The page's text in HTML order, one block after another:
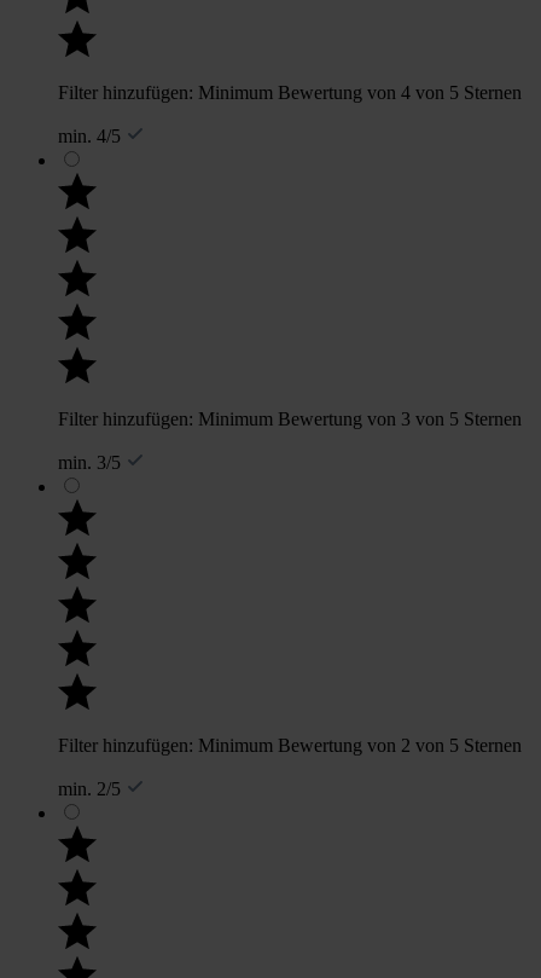
Filter hinzufügen: Minimum Bewertung von 4 von 5 Sternen
min. 4/5
Filter hinzufügen: Minimum Bewertung von 3 von 5 Sternen
min. 3/5
Filter hinzufügen: Minimum Bewertung von 2 von 5 Sternen
min. 2/5